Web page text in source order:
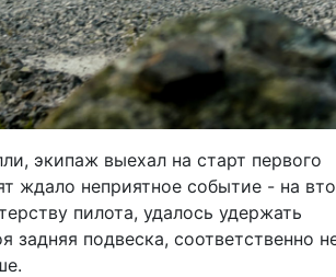
экипаж выехал на старт первого
ждало неприятное событие - на
пилота, удалось удержать
подвеска, соответственно